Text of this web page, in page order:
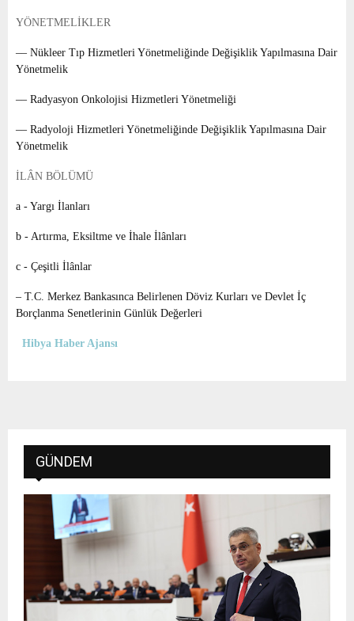
N
U
YÖNETMELİKLER
–– Nükleer Tıp Hizmetleri Yönetmeliğinde Değişiklik Yapılmasına Dair
Yönetmelik
–– Radyasyon Onkolojisi Hizmetleri Yönetmeliği
–– Radyoloji Hizmetleri Yönetmeliğinde Değişiklik Yapılmasına Dair
Yönetmelik
İLÂN BÖLÜMÜ
a - Yargı İlanları
b - Artırma, Eksiltme ve İhale İlânları
c - Çeşitli İlânlar
– T.C. Merkez Bankasınca Belirlenen Döviz Kurları ve Devlet İç
Borçlanma Senetlerinin Günlük Değerleri
Hibya Haber Ajansı
GÜNDEM